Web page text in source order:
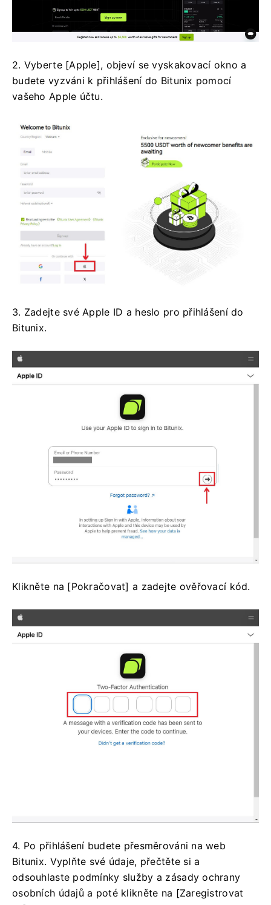
2. Vyberte [Apple], objeví se vyskakovací okno a
budete vyzváni k přihlášení do Bitunix pomocí
vašeho Apple účtu.
3. Zadejte své Apple ID a heslo pro přihlášení do
Bitunix.
Klikněte na [Pokračovat] a zadejte ověřovací kód.
4. Po přihlášení budete přesměrováni na web
Bitunix. Vyplňte své údaje, přečtěte si a
odsouhlaste podmínky služby a zásady ochrany
osobních údajů a poté klikněte na [Zaregistrovat